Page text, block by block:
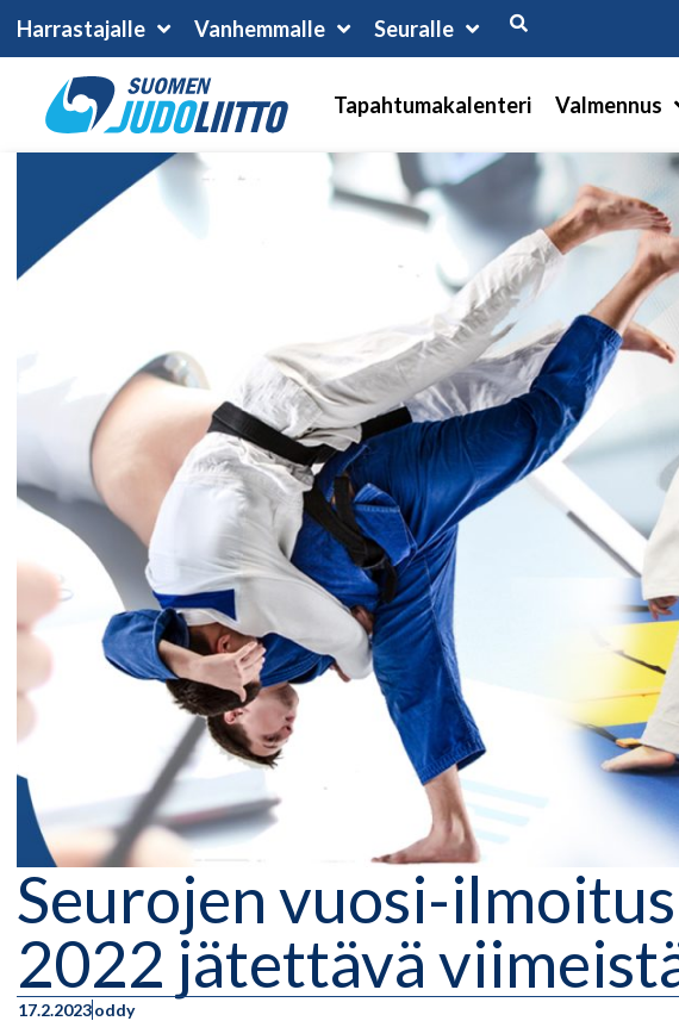
Harrastajalle Vanhemmalle Seuralle
Tapahtumakalenteri Valmennus
Seurojen vuosi-
2022 jätettävä
17.2.2023oddy